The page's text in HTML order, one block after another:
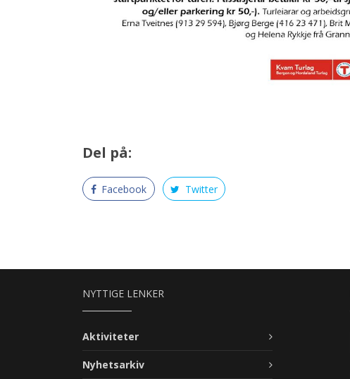
Del på:
Facebook Twitter
NYTTIGE LENKER
Aktiviteter
Nyhetsarkiv